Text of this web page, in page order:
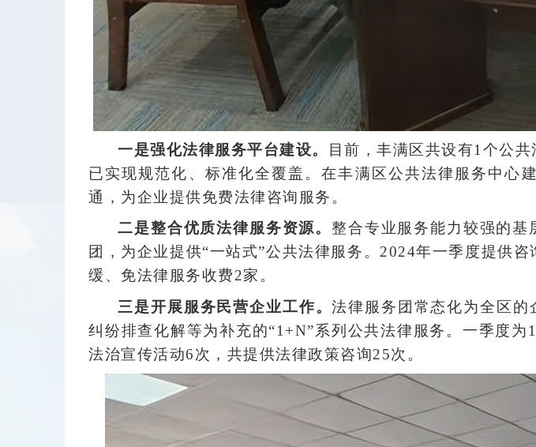
一是强化法律服务平台建设。
目前，丰满区共设有1个公
已实现规范化、标准化全覆盖。在丰满区公共法律服务中心
通，为企业提供免费法律咨询服务。
二是整合优质法律服务资源。整合专业服务能力较强的基
团，为企业提供“一站式”公共法律服务。2024年一季度提供
缓、免法律服务收费2家。
三是开展服务民营企业工作。法律服务团常态化为全区的
纠纷排查化解等为补充的“1+N”系列公共法律服务。一季度
法治宣传活动6次，共提供法律政策咨询25次。